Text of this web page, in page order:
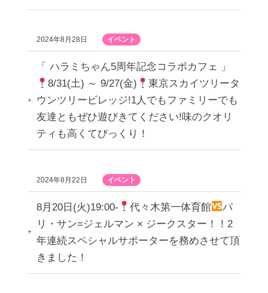
2024年8月28日 イベント
「 ハラミちゃん5周年記念コラボカフェ 」
8/31(土) ～ 9/27(金)
東京スカイツリータ
ウンツリービレッジ!1人でもファミリーでも
友達ともぜひ遊びきてください!味のクオリ
ティも高くてびっくり！
2024年8月22日 イベント
8月20日(火)19:00- 代々木第一体育館
パ
リ・サン=ジェルマン × ジークスター！！2
年連続スペシャルサポーターを務めさせて頂
きました！